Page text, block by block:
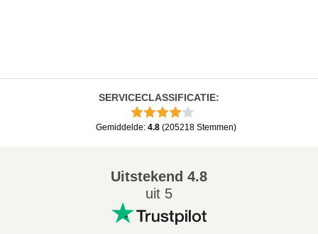
SERVICECLASSIFICATIE:
Gemiddelde: 4.8 (205218 Stemmen)
Uitstekend 4.8
uit 5